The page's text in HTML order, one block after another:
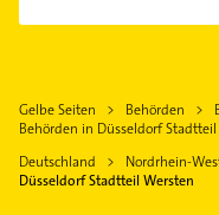
Flingern Nord
Garath
Gerresheim
Hamm
Wuppertal
Rohrreinigung
Elektroinstallation
Elektriker
Elektro Reparatur
Elektro Reparatur
Rechtsanwalt
Gelbe Seiten Behörden
Behörden in Düsseldorf
Deutschland
Nordrhein-
Düsseldorf Stadtteil Wersten